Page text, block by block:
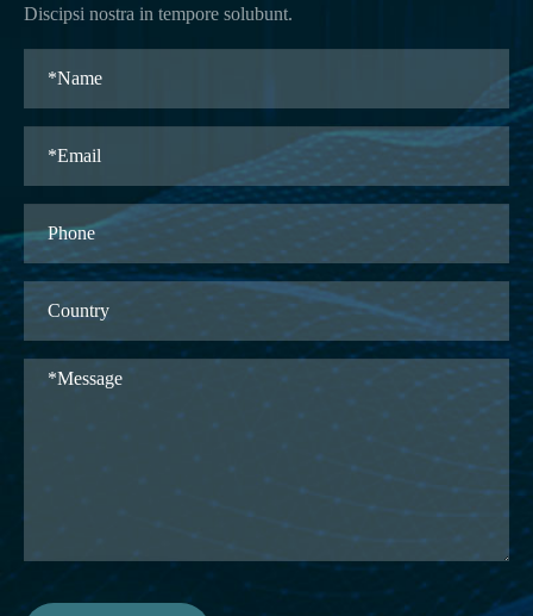
Discipsi nostra in tempore solubunt.